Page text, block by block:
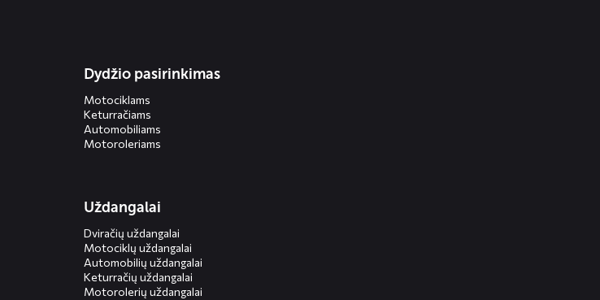
Dydžio pasirinkimas
Motociklams
Keturračiams
Automobiliams
Motoroleriams
Uždangalai
Dviračių uždangalai
Motociklų uždangalai
Automobilių uždangalai
Keturračių uždangalai
Motorolerių uždangalai